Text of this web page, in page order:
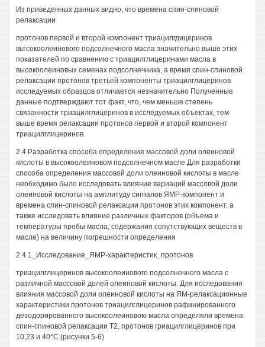
Из приведенных данных видно, что времена спин-спиновой
релаксации
протонов первой и второй компонент триацилгдицеринов
вьтсокоолеинового подсолнечного масла значительно выше этих
показателей по сравнению с триацилглицеринами масла в
высокоолеиновых семенах подсолнечника, а время спин-спиновой
релаксации протонов третьей компоненты триацилглицеринов
исследуемых образцов отличается незначительно Полученные
данные подтверждают тот факт, что, чем меньше степень
связанности триацилглицеринов в исследуемых объектах, тем
выше время релаксации протонов первой и второй компонент
триацилглицеринов
2.4 Разработка способа определения массовой доли олеиновой
кислоты в высокоолеиновом подсолнечном масле Для разработки
способа определения массовой доли олеиновой кислоты в масле
необходимо было исследовать влияние вариаций массовой доли
олеиновой кислоты на амплитуду сигналов ЯМР-компонент и
времена спин-спиновой релаксации протонов этих компонент, а
также исследовать влияние различных факторов (объема и
температуры пробы масла, содержания сопутствующих веществ в
масле) на величину погрешности определения
2 4.1_Исследование_ЯМР-характеристик_протонов
триацилглицеринов высокоолеинового подсолнечного масла с
различной массовой долей олеиновой кислоты. Для исследования
влияния массовой доли олеиновой кислоты на ЯМ-релаксационные
характеристики протонов триацилглицеринов рафинированного
дезодорированного высокоолеиновою масла определяли времена
спин-спиновой релаксации Т2, протонов гриацилглицеринов при
10,23 и 40°С (рисунки 5-6)